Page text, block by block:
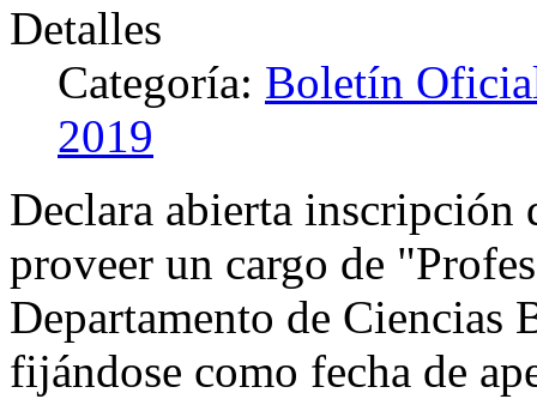
Detalles
Categoría: Boletín
2019
Declara abierta inscripción
proveer un cargo de
Departamento de Ciencias
fijándose como fecha de